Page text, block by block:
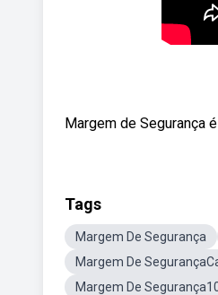
Margem de Segurança
Tags
Margem De Segurança
Margem De
Margem De